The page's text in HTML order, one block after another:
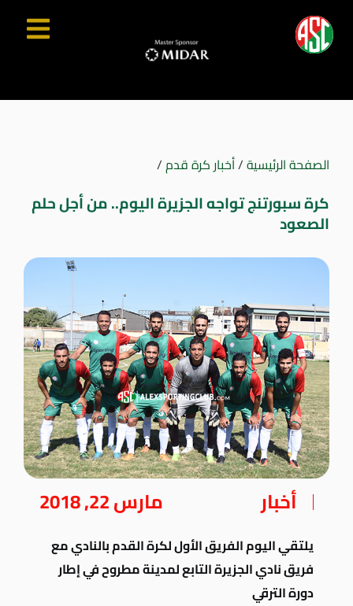
الصفحة الرئيسية/أخبار كرة قدم/
كرة سبورتنج تواجه الجزيرة اليوم.. من أجل حلم
الصعود
أخبار مارس 22, 2018
يلتقي اليوم الفريق الأول لكرة القدم بالنادي مع
فريق نادي الجزيرة التابع لمدينة مطروح في إطار
دورة الترقي